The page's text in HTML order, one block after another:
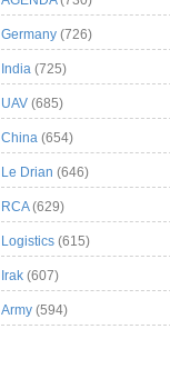
Germany (726)
India (725)
UAV (685)
China (654)
Le Drian (646)
RCA(629)
Logistics (615)
Irak (607)
Army (594)